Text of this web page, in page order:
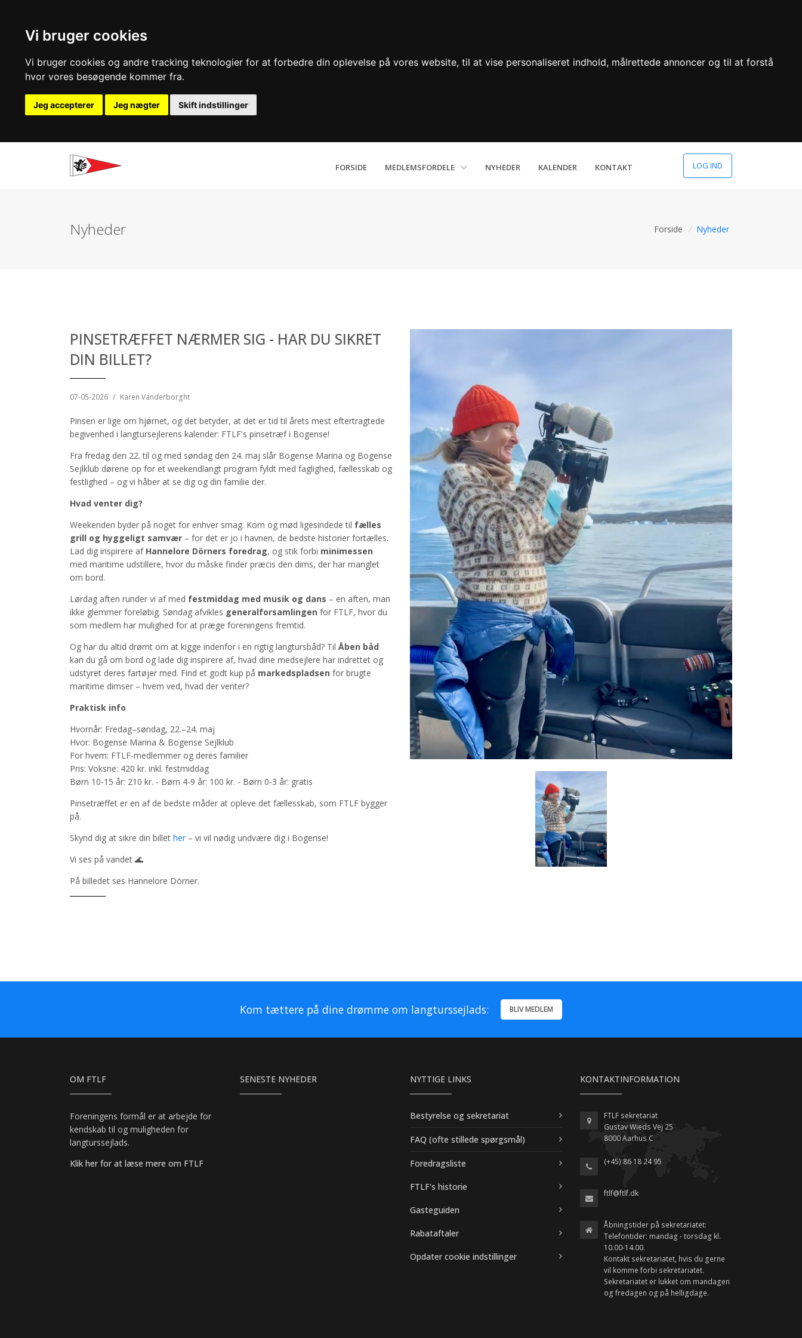
Vi bruger cookies
Vi bruger cookies og andre tracking teknologier for at forbedre din oplevelse på vores website, til at vise personaliseret indhold, målrettede annoncer og til at forstå
hvor vores besøgende kommer fra.
Jeg accepterer Jeg nægter Skift indstillinger
FORSIDE MEDLEMSFORDELE NYHEDER KALENDER KONTAKT LOG IND
Nyheder Forside / Nyheder
PINSETRÆFFET NÆRMER SIG - HAR DU SIKRET
DIN BILLET?
07-05-2026 / Karen Vanderborght
Pinsen er lige om hjørnet, og det betyder, at det er tid til årets mest eftertragtede
begivenhed i langtursejlerens kalender: FTLF's pinsetræf i Bogense!
Fra fredag den 22. til og med søndag den 24. maj slår Bogense Marina og Bogense
Sejlklub dørene op for et weekendlangt program fyldt med faglighed, fællesskab og
festlighed – og vi håber at se dig og din familie der.
Hvad venter dig?
Weekenden byder på noget for enhver smag. Kom og mød ligesindede til fælles
grill og hyggeligt samvær – for det er jo i havnen, de bedste historier fortælles.
Lad dig inspirere af Hannelore Dörners foredrag, og stik forbi minimessen
med maritime udstillere, hvor du måske finder præcis den dims, der har manglet
om bord.
Lørdag aften runder vi af med festmiddag med musik og dans – en aften, man
ikke glemmer foreløbig. Søndag afvikles generalforsamlingen for FTLF, hvor du
som medlem har mulighed for at præge foreningens fremtid.
Og har du altid drømt om at kigge indenfor i en rigtig langtursbåd? Til Åben båd
kan du gå om bord og lade dig inspirere af, hvad dine medsejlere har indrettet og
udstyret deres fartøjer med. Find et godt kup på markedspladsen for brugte
maritime dimser – hvem ved, hvad der venter?
Praktisk info
Hvornår: Fredag–søndag, 22.–24. maj
Hvor: Bogense Marina & Bogense Sejlklub
For hvem: FTLF-medlemmer og deres familier
Pris: Voksne: 420 kr. inkl. festmiddag
Børn 10-15 år: 210 kr. - Børn 4-9 år: 100 kr. - Børn 0-3 år: gratis
Pinsetræffet er en af de bedste måder at opleve det fællesskab, som FTLF bygger
på.
Skynd dig at sikre din billet her – vi vil nødig undvære dig i Bogense!
Vi ses på vandet 🌊
På billedet ses Hannelore Dörner.
Kom tættere på dine drømme om langturssejlads: BLIV MEDLEM
OM FTLF
Foreningens formål er at arbejde for
kendskab til og muligheden for
langturssejlads.
Klik her for at læse mere om FTLF
SENESTE NYHEDER NYTTIGE LINKS
Bestyrelse og sekretariat
FAQ (ofte stillede spørgsmål)
Foredragsliste
FTLF's historie
Gasteguiden
Rabataftaler
Opdater cookie indstillinger
KONTAKTINFORMATION
FTLF sekretariat
Gustav Wieds Vej 25
8000 Aarhus C
(+45) 86 18 24 95
ftlf@ftlf.dk
Åbningstider på sekretariatet:
Telefontider: mandag - torsdag kl.
10.00-14.00.
Kontakt sekretariatet, hvis du gerne
vil komme forbi sekretariatet.
Sekretariatet er lukket om mandagen
og fredagen og på helligdage.